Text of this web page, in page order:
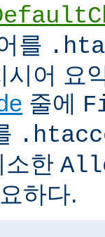
를
시어 요
줄에
소한
하다.